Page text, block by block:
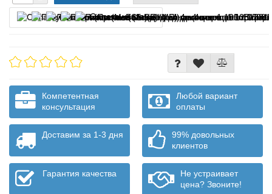
Оплата частями
Компетентная
консультация
Любой вариант
оплаты
Доставим за 1-3 дня
99% довольных
клиентов
Гарантия качества
Не устраивает
цена? Звоните!